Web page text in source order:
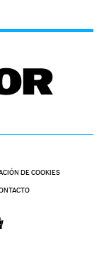
DE COOKIES